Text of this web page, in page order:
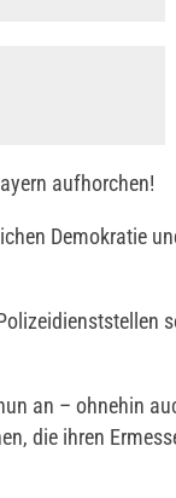
aufhorchen!
Demokratie
an – ohnehin
die ihren